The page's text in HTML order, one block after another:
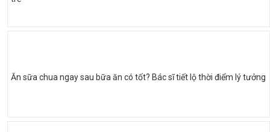
Ăn sữa chua ngay sau bữa ăn có tốt? Bác sĩ tiết lộ thời điểm lý tưởng